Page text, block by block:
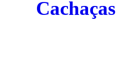
Cachaças